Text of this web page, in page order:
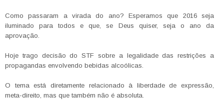
Como passaram a virada do ano? Esperamos que 2016 seja
iluminado para todos e que, se Deus quiser, seja o ano da
aprovação.
Hoje trago decisão do STF sobre a legalidade das restrições a
propagandas envolvendo bebidas alcoólicas.
O tema está diretamente relacionado à liberdade de expressão,
meta-direito, mas que também não é absoluta.